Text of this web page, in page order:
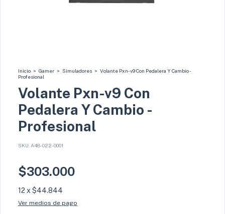
Inicio > Gamer > Simuladores > Volante Pxn-v9 Con Pedalera Y Cambio -
Profesional
Volante Pxn-v9 Con
Pedalera Y Cambio -
Profesional
SKU: A48-022-0001
$303.000
12 x $44.844
Ver medios de pago